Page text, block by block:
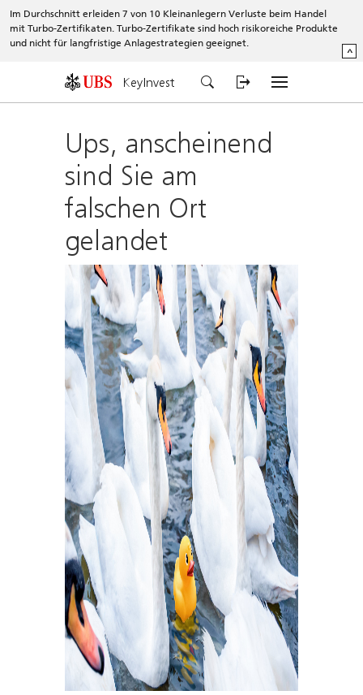
Im Durchschnitt erleiden 7 von 10 Kleinanlegern Verluste beim Handel
mit Turbo-Zertifikaten. Turbo-Zertifikate sind hoch risikoreiche Produkte
und nicht für langfristige Anlagestrategien geeignet.
^
KeyInvest
Ups, anscheinend
sind Sie am
falschen Ort
gelandet